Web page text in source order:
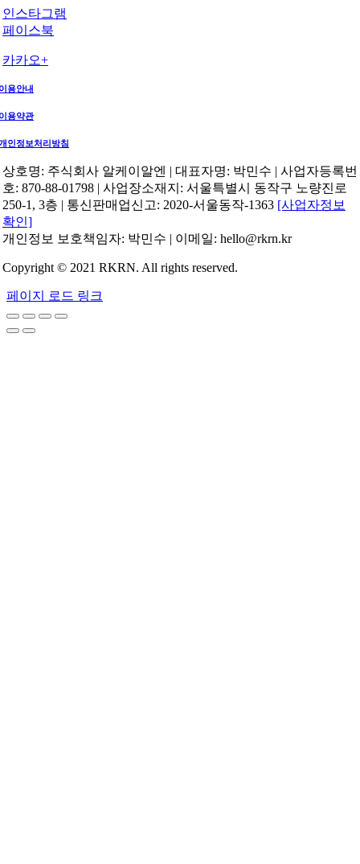
인스타그램
페이스북
카카오+
용안내
용약관
인정보처리방침
상호명: 주식회사 알케이알엔 | 대표자명: 박민수 | 사업자등록번
호: 870-88-01798 | 사업장소재지: 서울특별시 동작구 노량진로
250-1, 3층 | 통신판매업신고: 2020-서울동작-1363 [사업자정보
확인]
개인정보 보호책임자: 박민수 | 이메일: hello@rkrn.kr
Copyright © 2021 RKRN. All rights reserved.
페이지 로드 링크